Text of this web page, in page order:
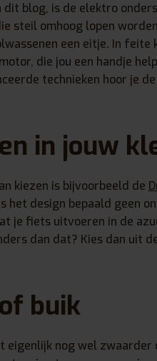
blog, is de elektro
steil omhoog lopen
een eitje. In feite
die jou een handje
technieken hoor je
in jouw
kiezen is bijvoorbeeld de
design bepaald geen
je fiets uitvoeren in de
dan dat? Kies dan uit
buik
nog wel zwaarder